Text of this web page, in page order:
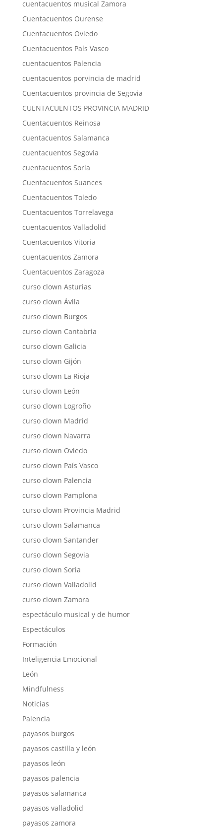
cuentacuentos musical Zamora
Cuentacuentos Ourense
Cuentacuentos Oviedo
Cuentacuentos País Vasco
cuentacuentos Palencia
cuentacuentos porvincia de madrid
Cuentacuentos provincia de Segovia
CUENTACUENTOS PROVINCIA MADRID
Cuentacuentos Reinosa
cuentacuentos Salamanca
cuentacuentos Segovia
cuentacuentos Soria
Cuentacuentos Suances
Cuentacuentos Toledo
Cuentacuentos Torrelavega
cuentacuentos Valladolid
Cuentacuentos Vitoria
cuentacuentos Zamora
Cuentacuentos Zaragoza
curso clown Asturias
curso clown Ávila
curso clown Burgos
curso clown Cantabria
curso clown Galicia
curso clown Gijón
curso clown La Rioja
curso clown León
curso clown Logroño
curso clown Madrid
curso clown Navarra
curso clown Oviedo
curso clown País Vasco
curso clown Palencia
curso clown Pamplona
curso clown Provincia Madrid
curso clown Salamanca
curso clown Santander
curso clown Segovia
curso clown Soria
curso clown Valladolid
curso clown Zamora
espectáculo musical y de humor
Espectáculos
Formación
Inteligencia Emocional
León
Mindfulness
Noticias
Palencia
payasos burgos
payasos castilla y león
payasos león
payasos palencia
payasos salamanca
payasos valladolid
payasos zamora